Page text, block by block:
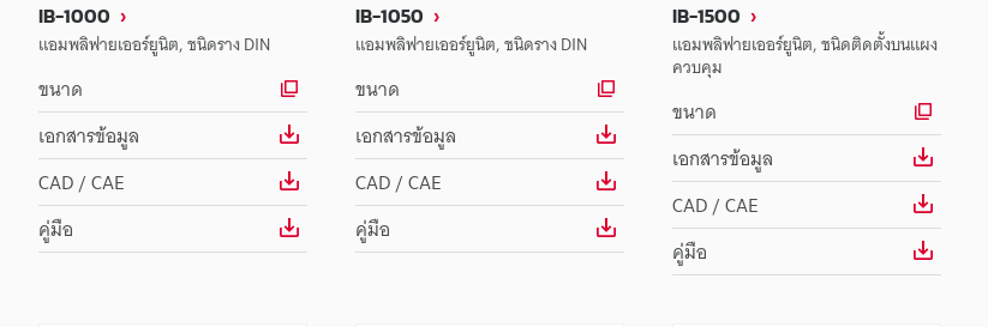
IB-1000
แอมพลิฟายเออร์ยูนิต, ชนิดราง DIN
ขนาด
เอกสารข้อมูล
CAD / CAE
คู่มือ
IB-1050
แอมพลิฟายเออร์ยูนิต, ชนิดราง DIN
ขนาด
เอกสารข้อมูล
CAD / CAE
คู่มือ
IB-1500
แอมพลิฟายเออร์ยูนิต, ชนิดติดตั้งบนแผง
ควบคุม
ขนาด
เอกสารข้อมูล
CAD / CAE
คู่มือ